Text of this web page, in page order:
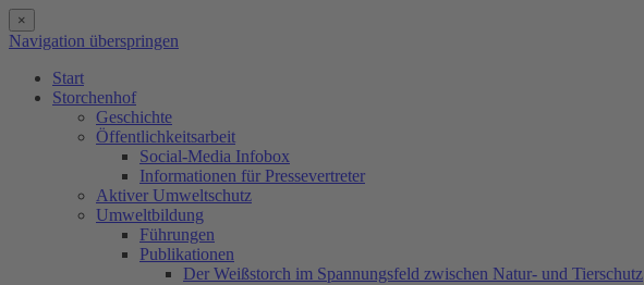
×
Navigation überspringen
Start
Storchenhof
Geschichte
Öffentlichkeitsarbeit
Social-Media Infobox
Informationen für Pressevertreter
Aktiver Umweltschutz
Umweltbildung
Führungen
Publikationen
Der Weißstorch im Spannungsfeld zwischen Natur- und Tierschutz